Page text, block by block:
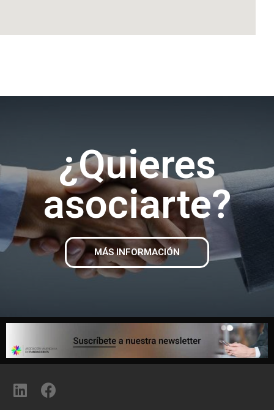
¿Quieres
asociarte?
MÁS INFORMACIÓN